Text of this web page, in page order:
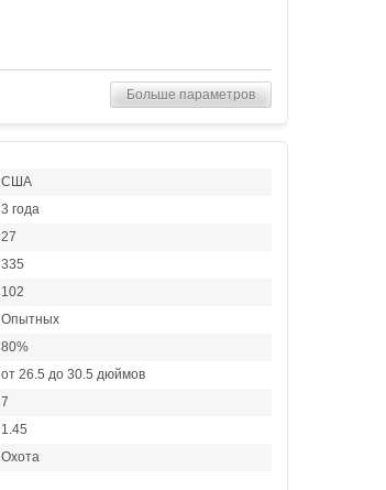
Больше параметров
США
3 года
27
335
102
Опытных
80%
от 26.5 до 30.5 дюймов
7
1.45
Охота